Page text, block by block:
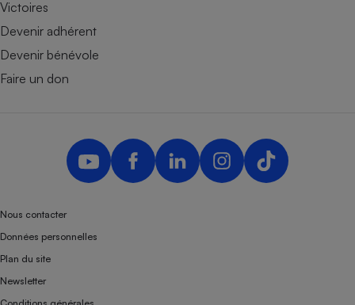
Victoires
Devenir adhérent
Devenir bénévole
Faire un don
Nous contacter
Données personnelles
Plan du site
Newsletter